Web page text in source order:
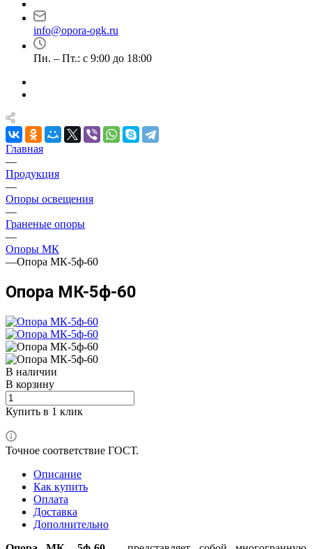
info@opora-ogk.ru
Пн. – Пт.: с 9:00 до 18:00
Главная
—
Продукция
—
Опоры освещения
—
Граненые опоры
—
Опоры МК
—Опора МК-5ф-60
Опора МК-5ф-60
В наличии
В корзину
Купить в 1 клик
Точное соответствие ГОСТ.
Описание
Как купить
Оплата
Доставка
Дополнительно